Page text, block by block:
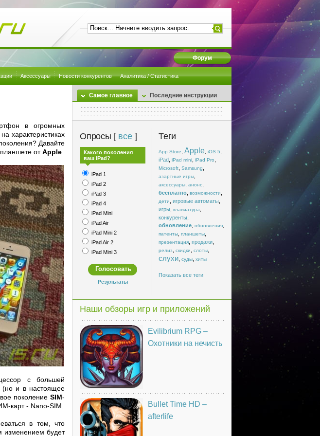
Форум
Аксессуары Новости конкурентов Аналитика / Статистика
в огромных
характеристиках
Давайте
отApple
с большей
(но и в настоящее
поколениеSIM-
карт - Nano-SIM.
в том, что
будет
Самое главное Последние инструкции
Опросы [ все]
Какого поколения
ваш iPad?
iPad 1
iPad 2
iPad 3
iPad 4
iPad Mini
iPad Air
iPad Mini 2
iPad Air 2
iPad Mini 3
Результаты
Теги
App Store Apple iOS 5
iPad iPad mini iPad Pro
Microsoft Samsung
азартные игры
аксессуары анонс
бесплатно возможности
дети игровые автоматы
игры клавиатура
конкуренты
обновление обновления
патенты планшеты
презентация продажи
релиз скидки слоты
слухи суды хиты
Показать все теги
Наши обзоры игр и приложений
Evilibrium RPG –
Охотники на нечисть
Bullet Time HD –
afterlife